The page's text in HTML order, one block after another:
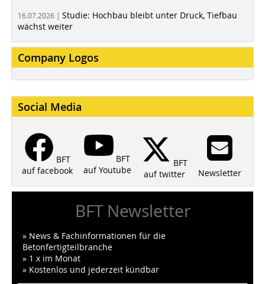
16.07.2026 | Studie: Hochbau bleibt unter Druck, Tiefbau
wächst weiter
Company Logos
Social Media
BFT
auf facebook
BFT
auf Youtube
BFT
auf twitter
Newsletter
BFT Newsletter
» News & Fachinformationen für die
Betonfertigteilbranche
» 1 x im Monat
» Kostenlos und jederzeit kündbar